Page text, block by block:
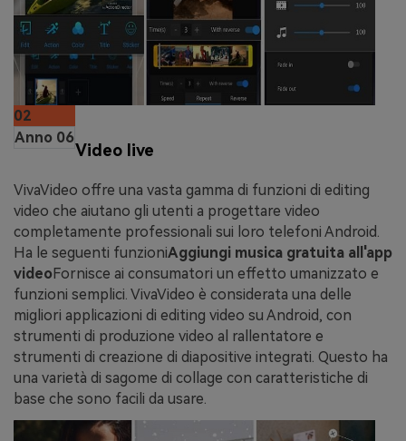
02
Anno 06
Video live
VivaVideo offre una vasta gamma di funzioni di editing
video che aiutano gli utenti a progettare video
completamente professionali sui loro telefoni Android.
Ha le seguenti funzioniAggiungi musica gratuita all'app
videoFornisce ai consumatori un effetto umanizzato e
funzioni semplici. VivaVideo è considerata una delle
migliori applicazioni di editing video su Android, con
strumenti di produzione video al rallentatore e
strumenti di creazione di diapositive integrati. Questo ha
una varietà di sagome di collage con caratteristiche di
base che sono facili da usare.